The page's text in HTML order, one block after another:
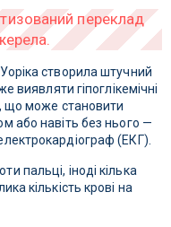
створила штучний
виявляти гіпоглікемічні
що може становити
або навіть без нього —
(ЕКГ).
пальці, іноді кілька
кількість крові на